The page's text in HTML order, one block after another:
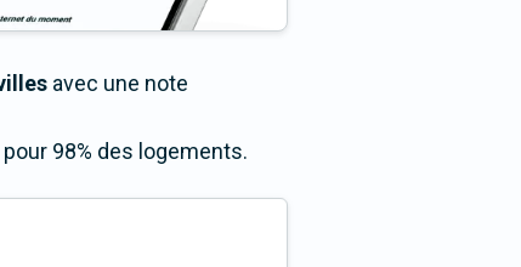
avec une note
98% des logements.